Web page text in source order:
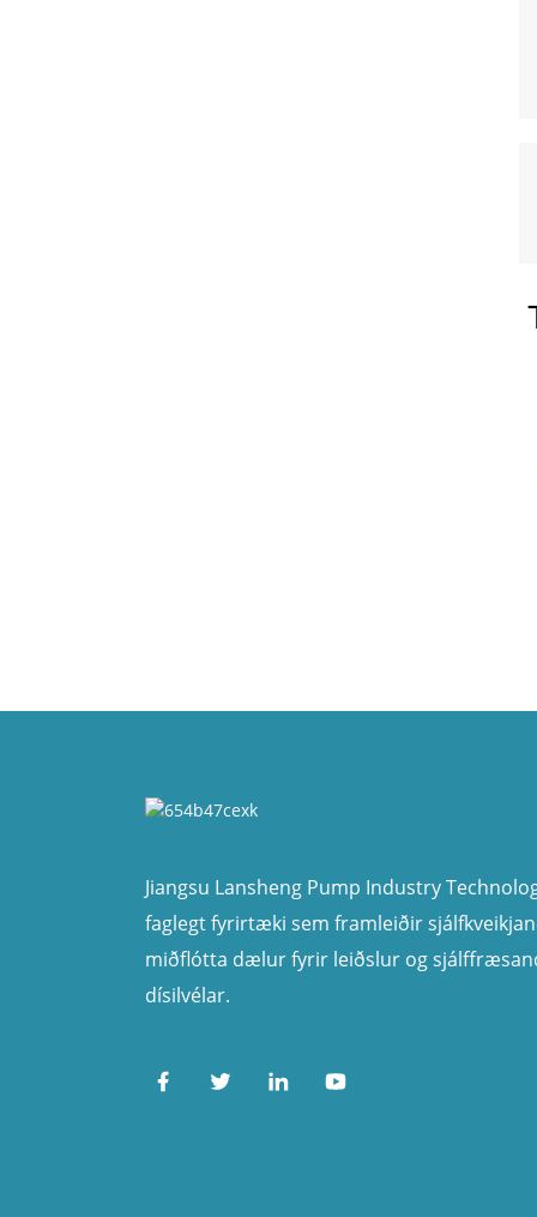
Jiangsu Lansheng Pump Industry
faglegt fyrirtæki sem framleiðir
miðflótta dælur fyrir leiðslur og
dísilvélar.